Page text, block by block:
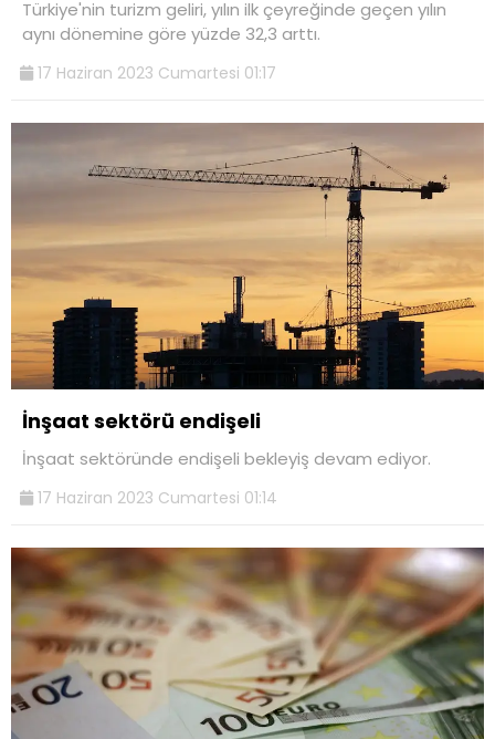
Türkiye'nin turizm geliri, yılın ilk çeyreğinde geçen yılın
aynı dönemine göre yüzde 32,3 arttı.
17 Haziran 2023 Cumartesi 01:17
İnşaat sektörü endişeli
İnşaat sektöründe endişeli bekleyiş devam ediyor.
17 Haziran 2023 Cumartesi 01:14